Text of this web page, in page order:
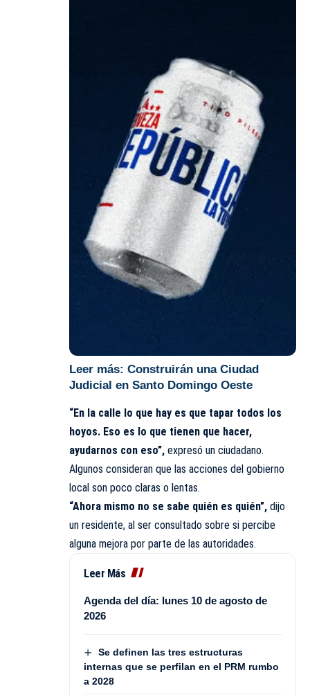
Leer más: Construirán una Ciudad
Judicial en Santo Domingo Oeste
“En la calle lo que hay es que tapar todos los
hoyos. Eso es lo que tienen que hacer,
ayudarnos con eso”, expresó un ciudadano.
Algunos consideran que las acciones del gobierno
local son poco claras o lentas.
“Ahora mismo no se sabe quién es quién”, dijo
un residente, al ser consultado sobre si percibe
alguna mejora por parte de las autoridades.
Leer Más
Agenda del día: lunes 10 de agosto de
2026
Se definen las tres estructuras
internas que se perfilan en el PRM rumbo
a 2028